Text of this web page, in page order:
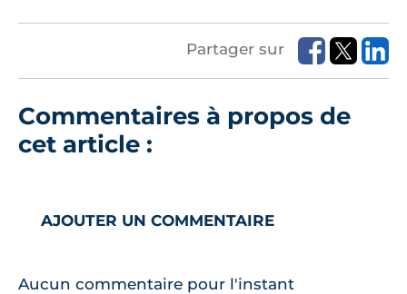
Partager sur
Commentaires à propos de
cet article :
AJOUTER UN COMMENTAIRE
Aucun commentaire pour l'instant